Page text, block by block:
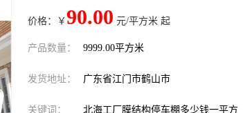
价格：￥ 90.00 元/平方米 起
产品数量： 9999.00平方米
发货地址： 广东省江门市鹤山市
关键词： 北海工厂膜结构停车棚多少钱一平方